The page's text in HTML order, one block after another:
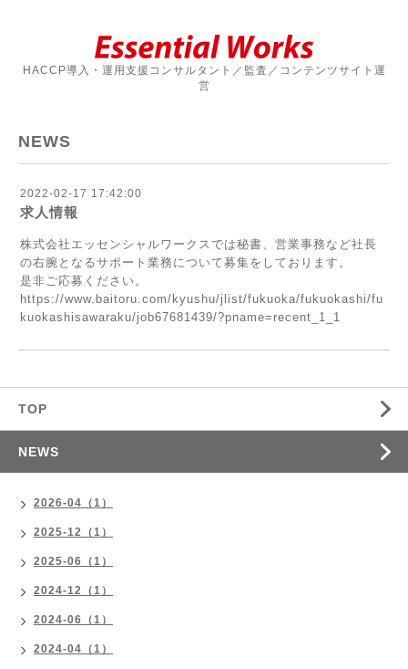
HACCP導入・運用支援コンサルタント／監査／コンテンツサイト運
営
NEWS
2022-02-17 17:42:00
求人情報
株式会社エッセンシャルワークスでは秘書、営業事務など社長
の右腕となるサポート業務について募集をしております。
是非ご応募ください。
https://www.baitoru.com/kyushu/jlist/fukuoka/fukuokashi/fu
kuokashisawaraku/job67681439/?pname=recent_1_1
TOP
NEWS
2026-04（1）
2025-12（1）
2025-06（1）
2024-12（1）
2024-06（1）
2024-04（1）